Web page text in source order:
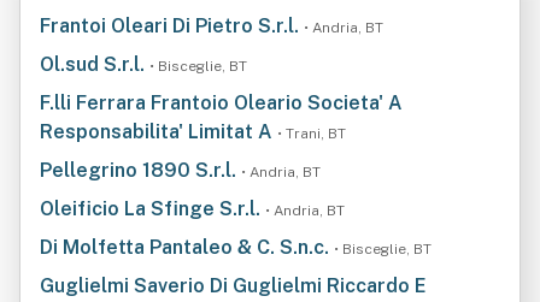
Frantoi Oleari Di Pietro S.r.l. • Andria, BT
Ol.sud S.r.l. • Bisceglie, BT
F.lli Ferrara Frantoio Oleario Societa' A
Responsabilita' Limitat A • Trani, BT
Pellegrino 1890 S.r.l. • Andria, BT
Oleificio La Sfinge S.r.l. • Andria, BT
Di Molfetta Pantaleo & C. S.n.c. • Bisceglie, BT
Guglielmi Saverio Di Guglielmi Riccardo E